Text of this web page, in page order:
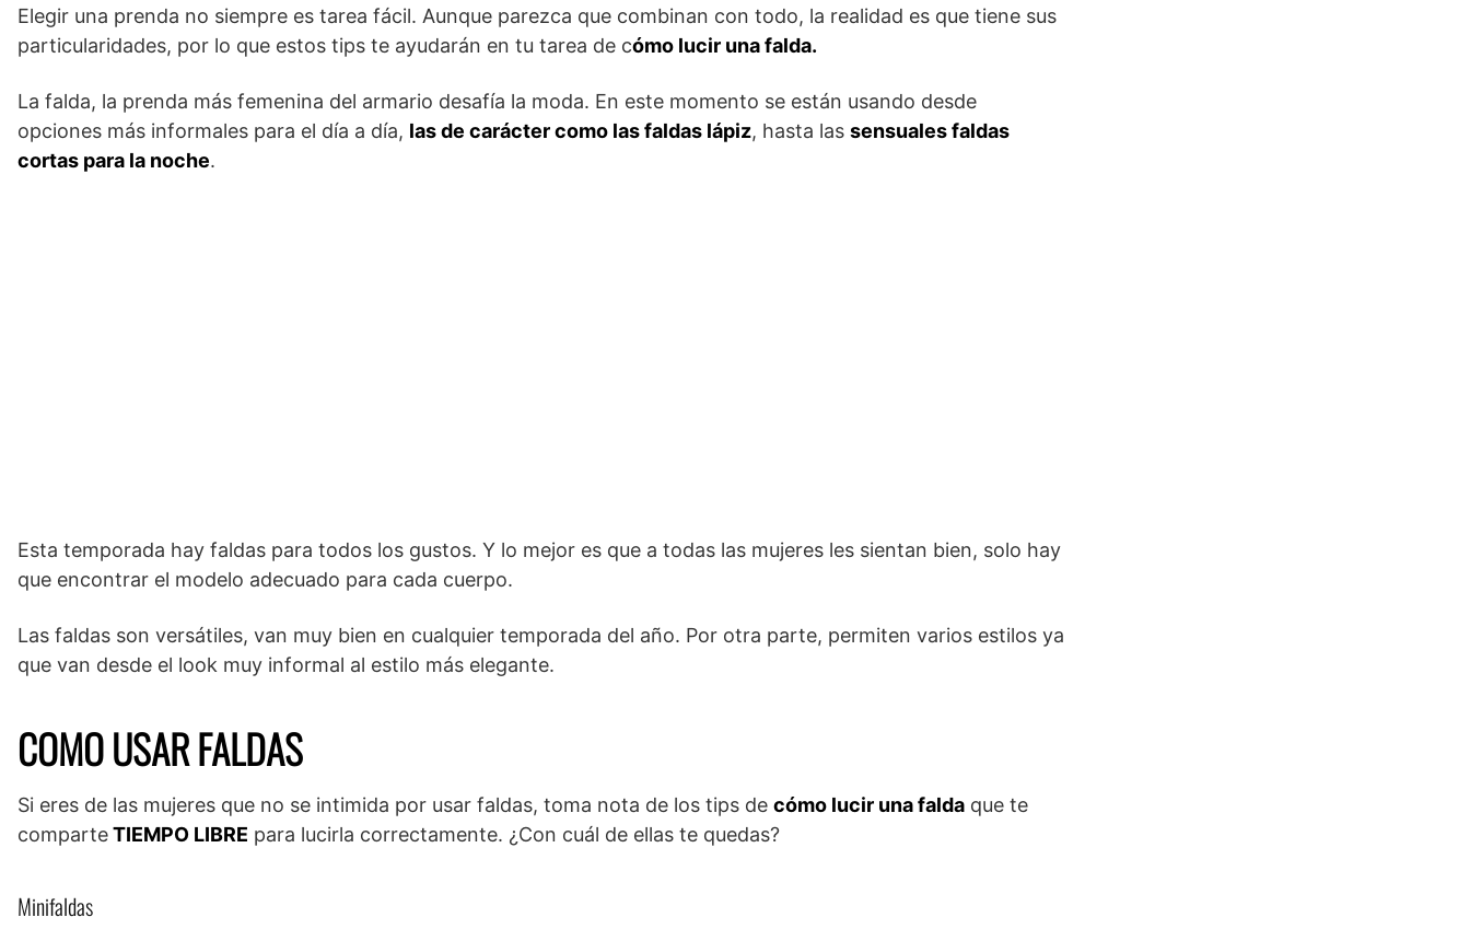
Elegir una prenda no siempre es tarea fácil. Aunque parezca que combinan con todo, la realidad es que tiene sus
particularidades, por lo que estos tips te ayudarán en tu tarea de cómo lucir una falda.
La falda, la prenda más femenina del armario desafía la moda. En este momento se están usando desde
opciones más informales para el día a día, las de carácter como las faldas lápiz, hasta las sensuales faldas
cortas para la noche.
Esta temporada hay faldas para todos los gustos. Y lo mejor es que a todas las mujeres les sientan bien, solo hay
que encontrar el modelo adecuado para cada cuerpo.
Las faldas son versátiles, van muy bien en cualquier temporada del año. Por otra parte, permiten varios estilos ya
que van desde el look muy informal al estilo más elegante.
COMO USAR FALDAS
Si eres de las mujeres que no se intimida por usar faldas, toma nota de los tips de cómo lucir una falda que te
comparteTIEMPO LIBRE para lucirla correctamente. ¿Con cuál de ellas te quedas?
Minifaldas